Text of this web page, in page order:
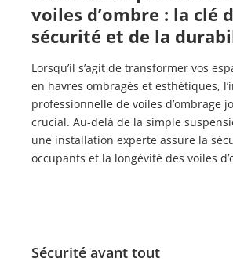
voiles d’ombre : la clé
sécurité et de la
Lorsqu’il s’agit de transformer vos
en havres ombragés et esthétiques,
professionnelle de voiles d’ombrage
crucial. Au-delà de la simple
une installation experte assure la
occupants et la longévité des voiles
Sécurité avant tout